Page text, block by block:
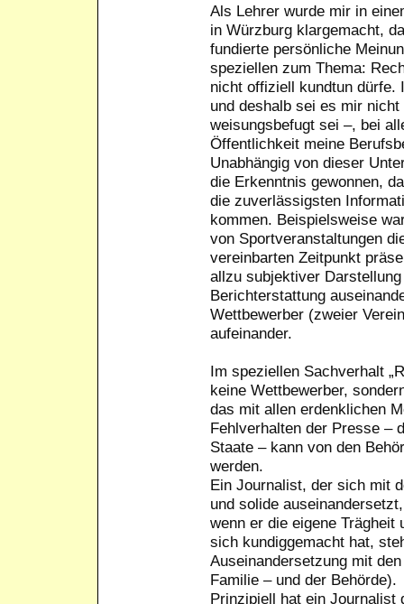
Als Lehrer wurde mir in
in Würzburg klargemacht,
fundierte persönliche
speziellen zum Thema:
nicht offiziell kundtun
und deshalb sei es mir
weisungsbefugt sei –, bei
Öffentlichkeit meine
Unabhängig von dieser
die Erkenntnis gewonnen,
die zuverlässigsten
kommen. Beispielsweise
von Sportveranstaltungen
vereinbarten Zeitpunkt
allzu subjektiver
Berichterstattung
Wettbewerber (zweier
aufeinander.
Im speziellen Sachverhalt
keine Wettbewerber,
das mit allen erdenklichen
Fehlverhalten der Presse –
Staate – kann von den
werden.
Ein Journalist, der sich mit
und solide
wenn er die eigene Trägheit
sich kundiggemacht hat,
Auseinandersetzung mit
Familie – und der Behörde).
Prinzipiell hat ein Journalist